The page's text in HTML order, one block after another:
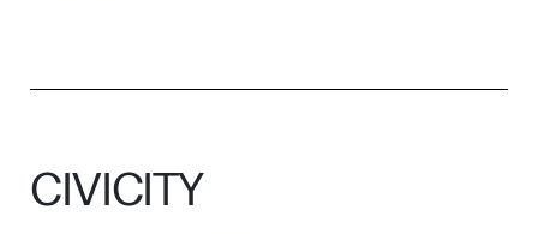
CIVICITY